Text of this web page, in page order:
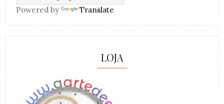
Powered by Translate
LOJA